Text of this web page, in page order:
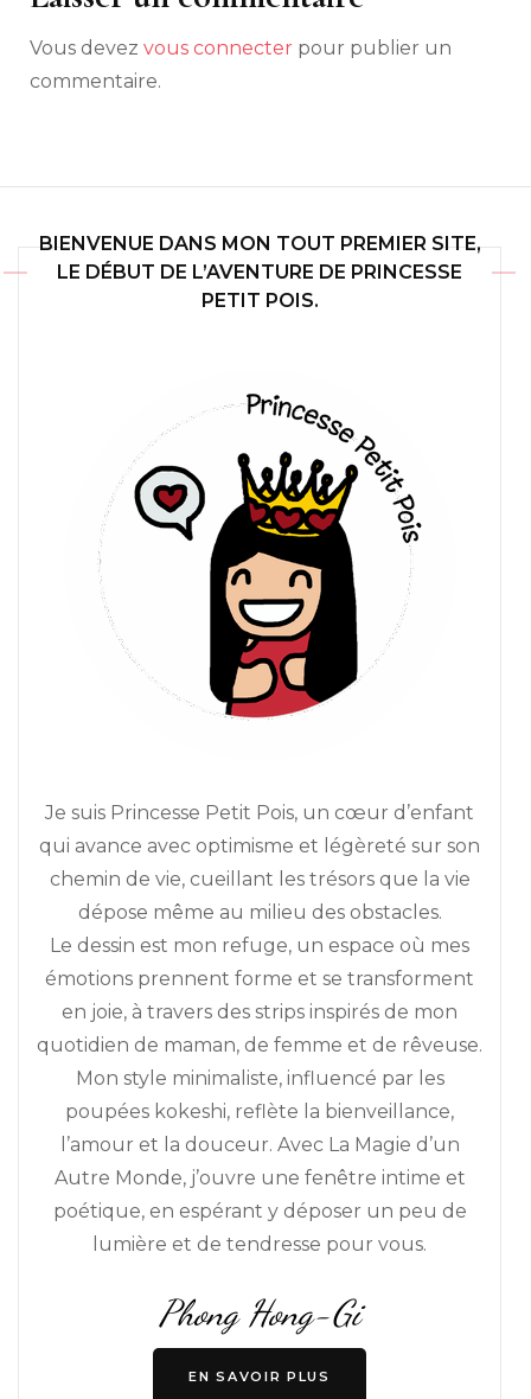
Vous devez vous connecter pour publier un
commentaire.
BIENVENUE DANS MON TOUT PREMIER SITE,
LE DÉBUT DE L’AVENTURE DE PRINCESSE
PETIT POIS.
Je suis Princesse Petit Pois, un cœur d’enfant
qui avance avec optimisme et légèreté sur son
chemin de vie, cueillant les trésors que la vie
dépose même au milieu des obstacles.
Le dessin est mon refuge, un espace où mes
émotions prennent forme et se transforment
en joie, à travers des strips inspirés de mon
quotidien de maman, de femme et de rêveuse.
Mon style minimaliste, influencé par les
poupées kokeshi, reflète la bienveillance,
l’amour et la douceur. Avec La Magie d’un
Autre Monde, j’ouvre une fenêtre intime et
poétique, en espérant y déposer un peu de
lumière et de tendresse pour vous.
Phong Hong-Gi
EN SAVOIR PLUS